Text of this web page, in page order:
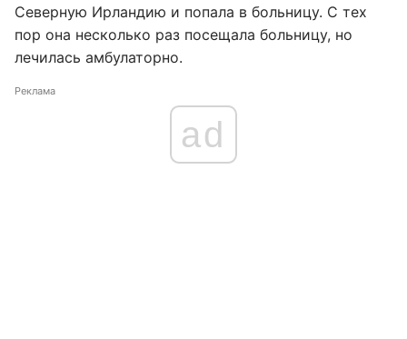
Северную Ирландию и попала в больницу. С тех
пор она несколько раз посещала больницу, но
лечилась амбулаторно.
Реклама
ad